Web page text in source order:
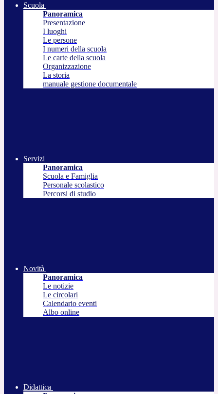
Scuola
Panoramica
Presentazione
I luoghi
Le persone
I numeri della scuola
Le carte della scuola
Organizzazione
La storia
manuale gestione documentale
Servizi
Panoramica
Scuola e Famiglia
Personale scolastico
Percorsi di studio
Novità
Panoramica
Le notizie
Le circolari
Calendario eventi
Albo online
Didattica